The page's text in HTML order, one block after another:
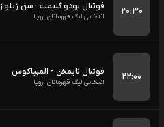
۲۰:۳۰ فوتبال بودو گلیمت - سن ژیلواز
انتخابی لیگ قهرمانان اروپا
۲۲:۰۰ فوتبال نایمخن - المپیاکوس
انتخابی لیگ قهرمانان اروپا